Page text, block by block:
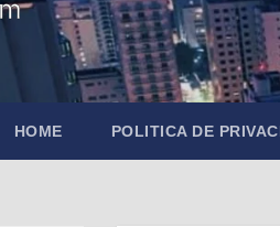
HOME POLITICA DE